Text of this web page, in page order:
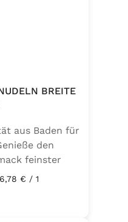
BREITE
aus Baden für
den
feinster
Zabler
du dir echte
Teller.
€ / 1